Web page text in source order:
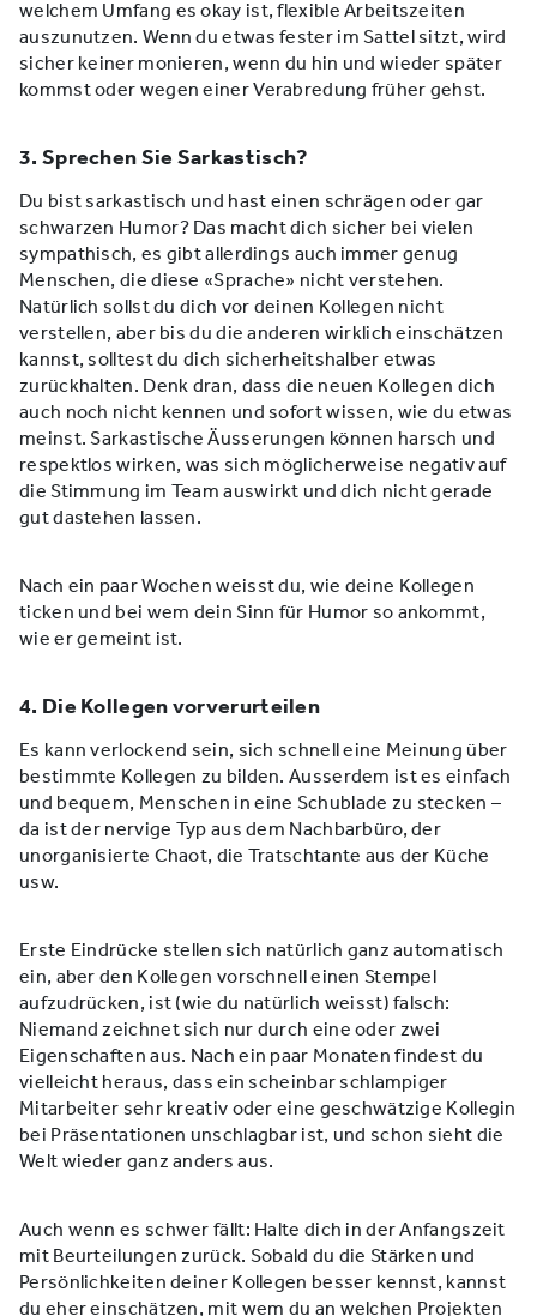
welchem Umfang es okay ist, flexible Arbeitszeiten
auszunutzen. Wenn du etwas fester im Sattel sitzt, wird
sicher keiner monieren, wenn du hin und wieder später
kommst oder wegen einer Verabredung früher gehst.
3. Sprechen Sie Sarkastisch?
Du bist sarkastisch und hast einen schrägen oder gar
schwarzen Humor? Das macht dich sicher bei vielen
sympathisch, es gibt allerdings auch immer genug
Menschen, die diese «Sprache» nicht verstehen.
Natürlich sollst du dich vor deinen Kollegen nicht
verstellen, aber bis du die anderen wirklich einschätzen
kannst, solltest du dich sicherheitshalber etwas
zurückhalten. Denk dran, dass die neuen Kollegen dich
auch noch nicht kennen und sofort wissen, wie du etwas
meinst. Sarkastische Äusserungen können harsch und
respektlos wirken, was sich möglicherweise negativ auf
die Stimmung im Team auswirkt und dich nicht gerade
gut dastehen lassen.
Nach ein paar Wochen weisst du, wie deine Kollegen
ticken und bei wem dein Sinn für Humor so ankommt,
wie er gemeint ist.
4. Die Kollegen vorverurteilen
Es kann verlockend sein, sich schnell eine Meinung über
bestimmte Kollegen zu bilden. Ausserdem ist es einfach
und bequem, Menschen in eine Schublade zu stecken –
da ist der nervige Typ aus dem Nachbarbüro, der
unorganisierte Chaot, die Tratschtante aus der Küche
usw.
Erste Eindrücke stellen sich natürlich ganz automatisch
ein, aber den Kollegen vorschnell einen Stempel
aufzudrücken, ist (wie du natürlich weisst) falsch:
Niemand zeichnet sich nur durch eine oder zwei
Eigenschaften aus. Nach ein paar Monaten findest du
vielleicht heraus, dass ein scheinbar schlampiger
Mitarbeiter sehr kreativ oder eine geschwätzige Kollegin
bei Präsentationen unschlagbar ist, und schon sieht die
Welt wieder ganz anders aus.
Auch wenn es schwer fällt: Halte dich in der Anfangszeit
mit Beurteilungen zurück. Sobald du die Stärken und
Persönlichkeiten deiner Kollegen besser kennst, kannst
du eher einschätzen, mit wem du an welchen Projekten